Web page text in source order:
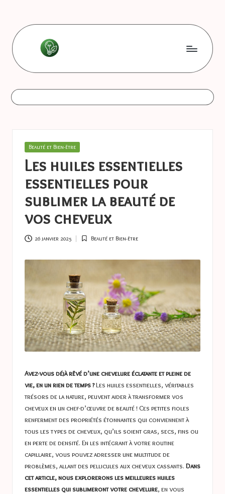
content
L
e
s
o
n
n
e
s
a
s
t
u
c
e
s
astuces
Posted
Beauté et Bien-être
Les huiles essentielles
essentielles pour
sublimer la beauté de
vos cheveux
26 janvier 2025
Posted
Beauté et Bien-être
Avez-vous déjà rêvé d’une chevelure éclatante et pleine de
vie, en un rien de temps ?Les huiles essentielles, véritables
trésors de la nature, peuvent aider à transformer vos
cheveux en un chef-d’œuvre de beauté ! Ces petites fioles
renferment des propriétés étonnantes qui conviennent à
tous les types de cheveux, qu’ils soient gras, secs, fins ou
en perte de densité. En les intégrant à votre routine
capillaire, vous pouvez adresser une multitude de
problèmes, allant des pellicules aux cheveux cassants. Dans
cet article, nous explorerons les meilleures huiles
essentielles qui sublimeront votre chevelure, en vous